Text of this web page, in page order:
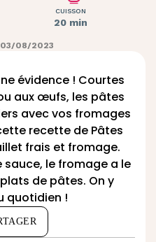
CUISSON
20 min
03/08/2023
évidence ! Courtes
aux œufs, les pâtes
avec vos fromages
recette de Pâtes
frais et fromage.
sauce, le fromage a le
de pâtes. On y
quotidien !